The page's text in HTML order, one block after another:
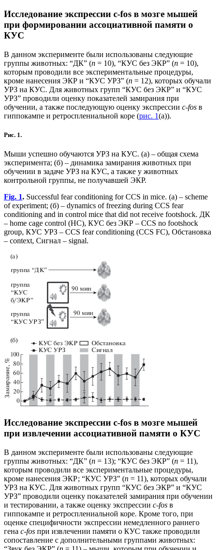
Исследование экспрессии с-fos в мозге мышей
при формировании ассоциативной памяти о
КУС
В данном эксперименте были использованы следующие
группы животных: “ДК” (n = 10), “КУС без ЭКР” (n = 10),
которым проводили все экспериментальные процедуры,
кроме нанесения ЭКР и “КУС УРЗ” (n = 12), которых обучали
УРЗ на КУС. Для животных групп “КУС без ЭКР” и “КУС
УРЗ” проводили оценку показателей замирания при
обучении, а также последующую оценку экспрессии с-fos в
гиппокампе и ретросплениальной коре (рис. 1(а)).
Рис. 1.
Мыши успешно обучаются УРЗ на КУС. (a) – общая схема
эксперимента; (б) – динамика замирания животных при
обучении в задаче УРЗ на КУС, а также у животных
контрольной группы, не получавшей ЭКР.
Fig. 1. Successful fear conditioning for CCS in mice. (a) – scheme
of experiment; (б) – dynamics of freezing during CCS fear
conditioning and in control mice that did not receive footshock. ДК
– home cage control (HC), КУС без ЭКР – CCS no footshock
group, КУС УРЗ – CCS fear conditioning (CCS FC), Обстановка
– context, Сигнал – signal.
Исследование экспрессии с-fos в мозге мышей
при извлечении ассоциативной памяти о КУС
В данном эксперименте были использованы следующие
группы животных: “ДК” (n = 13); “КУС без ЭКР” (n = 11),
которым проводили все экспериментальные процедуры,
кроме нанесения ЭКР; “КУС УРЗ” (n = 11), которых обучали
УРЗ на КУС. Для животных групп “КУС без ЭКР” и “КУС
УРЗ” проводили оценку показателей замирания при обучении
и тестировании, а также оценку экспрессии с-fos в
гиппокампе и ретросплениальной коре. Кроме того, при
оценке специфичности экспрессии немедленного раннего
гена с-fos при извлечении памяти о КУС также проводили
сопоставление с дополнительными группами животных: